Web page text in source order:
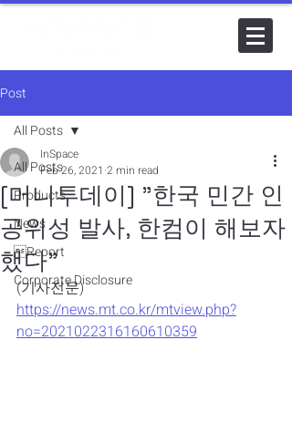
Post
All Posts
Products
News
Report
Corporate Disclosure
All Posts
[머니투데이] "한국 민간 인
공위성 발사, 한컴이 해보자
했다"
InSpace
Feb 26, 2021 2 min read
(기사전문)
https://news.mt.co.kr/mtview.php?
no=2021022316160610359